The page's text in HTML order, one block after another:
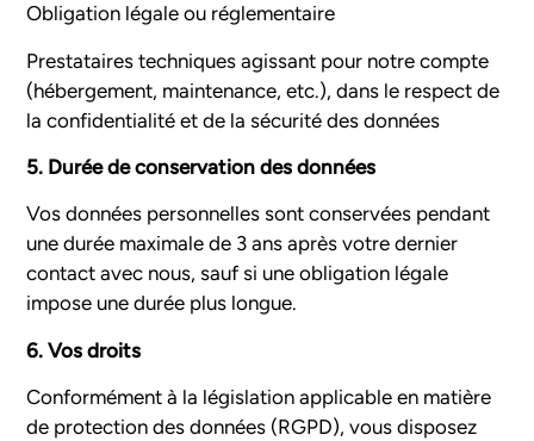
Obligation légale ou réglementaire
Prestataires techniques agissant pour notre compte
(hébergement, maintenance, etc.), dans le respect de
la confidentialité et de la sécurité des données
5. Durée de conservation des données
Vos données personnelles sont conservées pendant
une durée maximale de 3 ans après votre dernier
contact avec nous, sauf si une obligation légale
impose une durée plus longue.
6. Vos droits
Conformément à la législation applicable en matière
de protection des données (RGPD), vous disposez